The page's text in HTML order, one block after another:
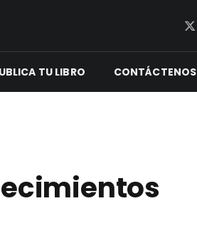
X
TU LIBRO CONTÁCTENOS